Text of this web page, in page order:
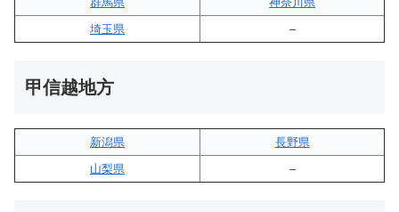
埼玉県
–
甲信越地方
新潟県
長野県
山梨県
–